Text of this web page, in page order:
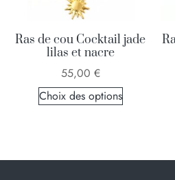
Ras de cou Cocktail jade
lilas et nacre
55,00 €
Choix des options